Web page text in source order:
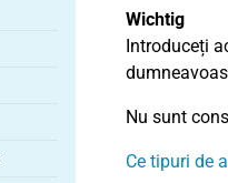
Wichtig
Introduceți
Nu sunt
Ce tipuri de